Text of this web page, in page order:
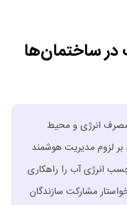
ساختمان‌ها
مصرف انرژی و محیط
بر لزوم مدیریت هوشمند
انرژی آب را راهکاری
مشارکت سازندگان